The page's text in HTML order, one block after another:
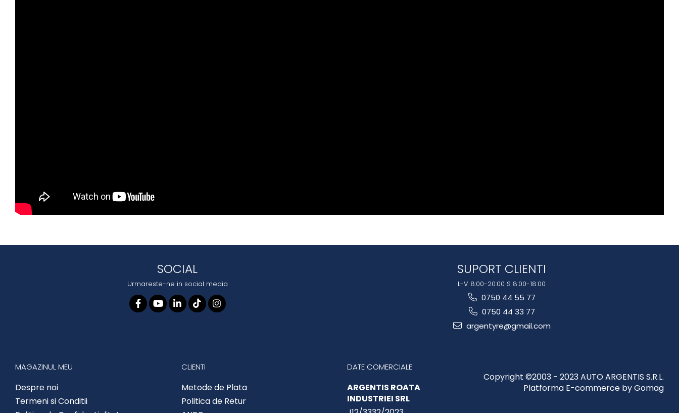
SOCIAL
Urmareste-ne in social media
SUPORT CLIENTI
L-V 8:00-20:00 S 8:00-18:00
0750 44 55 77
0750 44 33 77
argentyre@gmail.com
MAGAZINUL MEU
Despre noi
Termeni si Conditii
CLIENTI
Metode de Plata
Politica de Retur
DATE COMERCIALE
ARGENTIS ROATA
INDUSTRIEI SRL
Copyright ©2003 - 2023 AUTO ARGENTIS S.R.L.
Platforma E-commerce by Gomag